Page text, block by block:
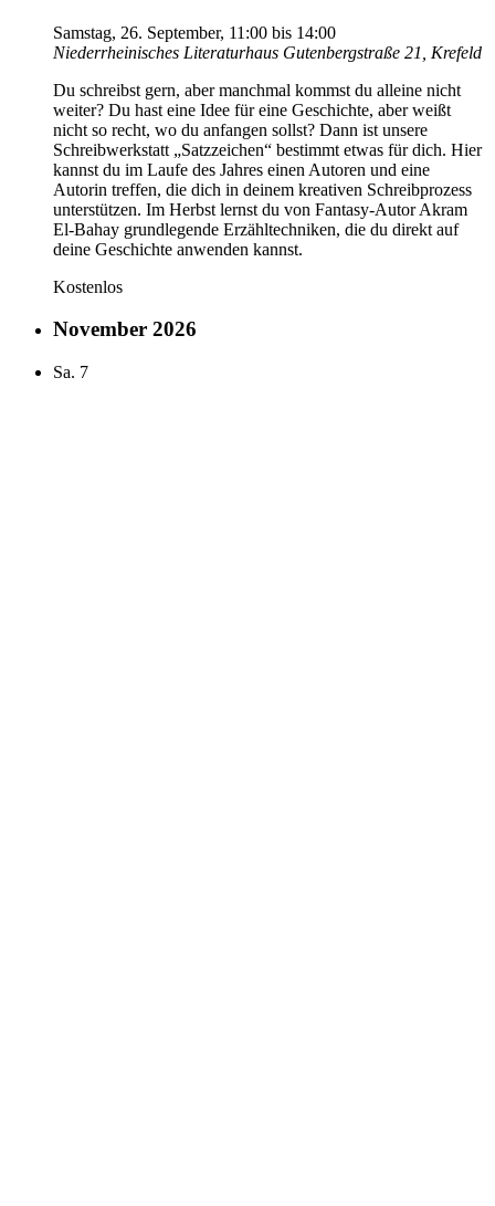
Samstag, 26. September, 11:00 bis 14:00
Niederrheinisches Literaturhaus Gutenbergstraße 21, Krefeld
Du schreibst gern, aber manchmal kommst du alleine nicht
weiter? Du hast eine Idee für eine Geschichte, aber weißt
nicht so recht, wo du anfangen sollst? Dann ist unsere
Schreibwerkstatt „Satzzeichen“ bestimmt etwas für dich. Hier
kannst du im Laufe des Jahres einen Autoren und eine
Autorin treffen, die dich in deinem kreativen Schreibprozess
unterstützen. Im Herbst lernst du von Fantasy-Autor Akram
El-Bahay grundlegende Erzähltechniken, die du direkt auf
deine Geschichte anwenden kannst.
Kostenlos
November 2026
Sa. 7